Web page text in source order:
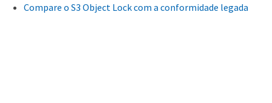
Compare o S3 Object Lock com a conformidade legada